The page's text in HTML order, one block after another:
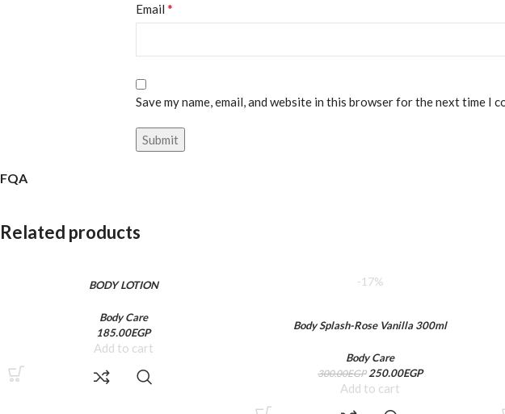
Email *
Save my name, email, and website in this browser for the next time I
FQA
Related products
BODY LOTION
Body Care
185.00EGP
Add to cart
-17%
Body Splash-Rose Vanilla 300ml
Body Care
300.00EGP 250.00EGP
Add to cart